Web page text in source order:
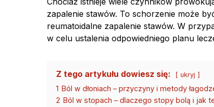
zapalenie stawów. To schorzenie może
reumatoidalne zapalenie stawów. W
w celu ustalenia odpowiedniego planu
Z tego artykułu dowiesz się: ukryj
1 Ból w dłoniach – przyczyny i metody
2 Ból w stopach – dlaczego stopy bolą i jak